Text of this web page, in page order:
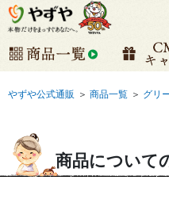
やずや公式通販 ＞ 商品一覧 ＞ グリ
商品について